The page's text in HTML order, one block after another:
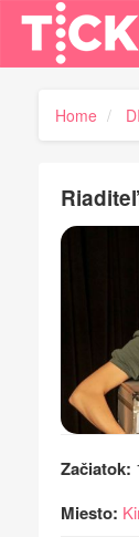
Home
Začiatok:
Miesto: